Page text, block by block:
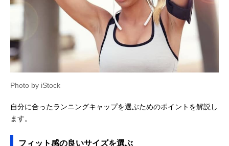
Photo by iStock
自分に合ったランニングキャップを選ぶためのポイントを解説し
ます。
フィット感の良いサイズを選ぶ